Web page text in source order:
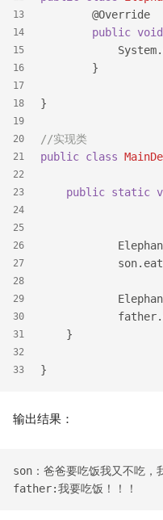
13
14
15
16
17
18
19
20
21
22
23
24
25
26
27
28
29
30
31
32
33
@Override
public void
        }
}
//实现类
public class
public static
    }
}
输出结果：
son：爸爸要吃饭我又不吃，